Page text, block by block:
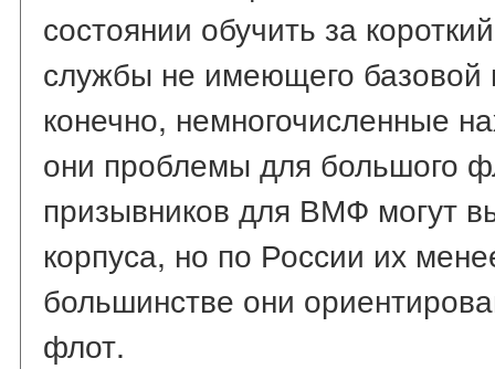
состоянии обучить за
службы не имеющего базовой
конечно, немногочисленные
они проблемы для большого
призывников для ВМФ могут
корпуса, но по России их
большинстве они
флот.